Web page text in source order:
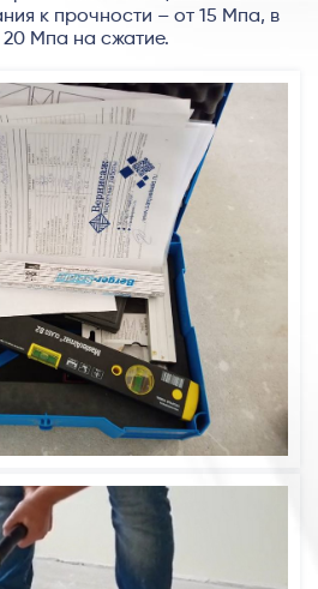
к прочности – от 15 Мпа, в
20 Мпа на сжатие.